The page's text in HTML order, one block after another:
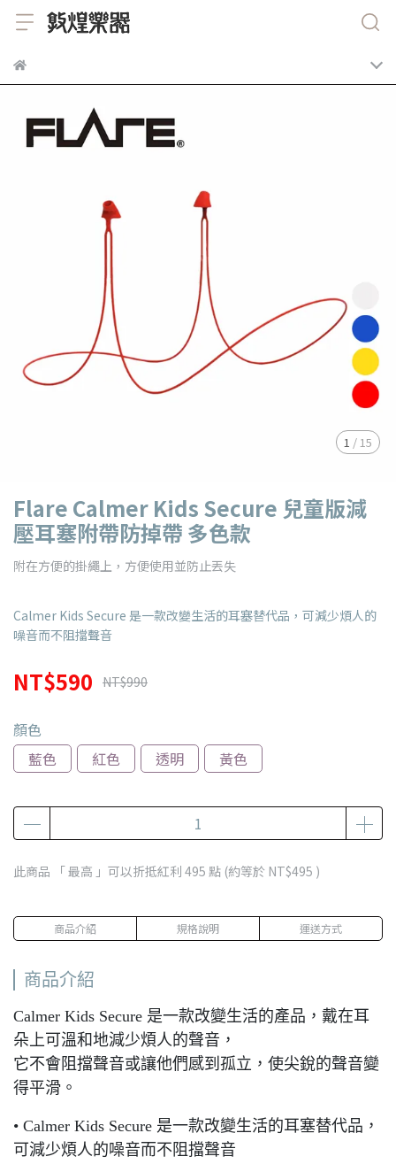
1 / 15
Flare Calmer Kids Secure 兒童版減
壓耳塞附帶防掉帶 多色款
附在方便的掛繩上，方便使用並防止丟失
Calmer Kids Secure 是一款改變生活的耳塞替代品，可減少煩人的
噪音而不阻擋聲音
NT$590 NT$990
顏色
藍色
紅色 透明 黃色
此商品 「 最高 」可以折抵紅利 495 點 (約等於 NT$495 )
商品介紹 規格說明 運送方式
商品介紹
Calmer Kids Secure 是一款改變生活的產品，戴在耳
朵上可溫和地減少煩人的聲音，
它不會阻擋聲音或讓他們感到孤立，使尖銳的聲音變
得平滑。
• Calmer Kids Secure 是一款改變生活的耳塞替代品，
可減少煩人的噪音而不阻擋聲音